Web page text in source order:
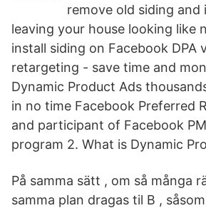
remove old siding and
leaving your house looking like
install siding on Facebook DPA
retargeting - save time and
Dynamic Product Ads
in no time Facebook Preferred
and participant of Facebook
program 2. What is Dynamic
På samma sätt , om så många
samma plan dragas til B ,